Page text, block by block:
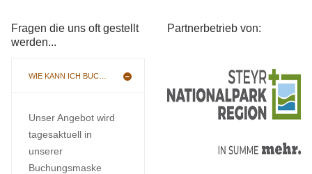
Fragen die uns oft gestellt
werden...
WIE KANN ICH BUCHEN
Unser Angebot wird
tagesaktuell in
unserer
Buchungsmaske
Partnerbetrieb von: